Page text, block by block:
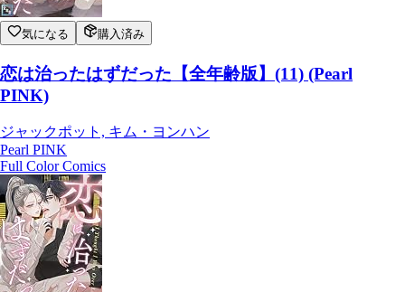
気になる 購入済み
恋は治ったはずだった【全年齢版】(11) (Pearl
PINK)
ジャックポット, キム・ヨンハン
Pearl PINK
Full Color Comics